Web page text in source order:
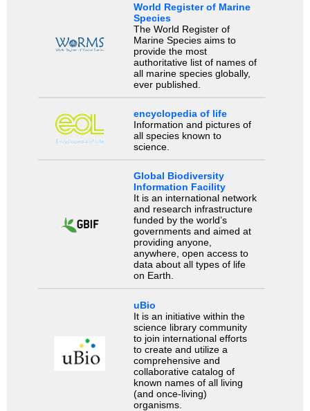
World Register of Marine
Species
The World Register of
Marine Species aims to
provide the most
authoritative list of names of
all marine species globally,
ever published.
encyclopedia of life
Information and pictures of
all species known to
science.
Global Biodiversity
Information Facility
It is an international network
and research infrastructure
funded by the world’s
governments and aimed at
providing anyone,
anywhere, open access to
data about all types of life
on Earth.
uBio
It is an initiative within the
science library community
to join international efforts
to create and utilize a
comprehensive and
collaborative catalog of
known names of all living
(and once-living)
organisms.